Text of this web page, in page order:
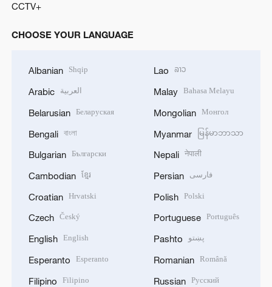
CCTV+
CHOOSE YOUR LANGUAGE
Albanian Shqip
Arabic العربية
Belarusian Беларуская
Bengali বাংলা
Bulgarian Български
Cambodian ខ្មែរ
Croatian Hrvatski
Czech Český
English English
Esperanto Esperanto
Filipino Filipino
Lao ລາວ
Malay Bahasa Melayu
Mongolian Монгол
Myanmar မြန်မာဘာသာ
Nepali नेपाली
Persian فارسی
Polish Polski
Portuguese Português
Pashto پښتو
Romanian Română
Russian Русский